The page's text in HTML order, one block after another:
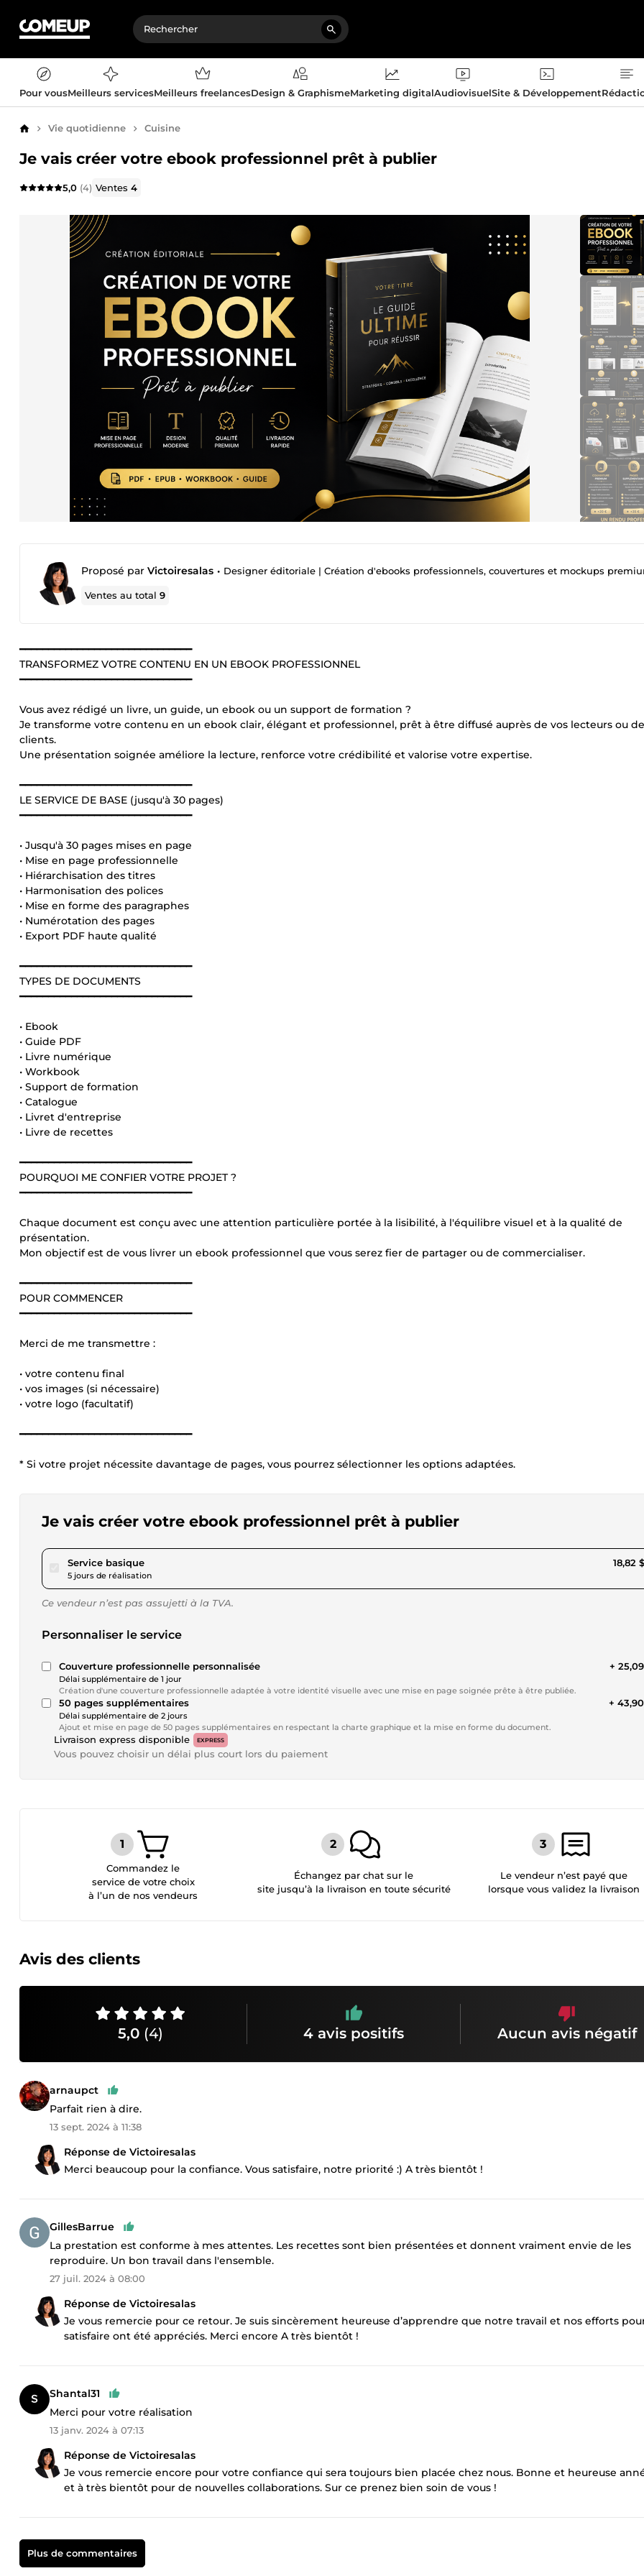
Pour vousMeilleurs servicesMeilleurs freelancesDesign & GraphismeMarketing digitalAudiovisuelSite & Développement
AccueilVie quotidienne Cuisine
Je vais créer votre ebook professionnel prêt à publier
5,0 (4) Ventes4
Proposé par Victoiresalas • Designer éditoriale | Création d'ebooks professionnels, couvertures et mockups
Ventes au total9
━━━━━━━━━━━━━━━━━━━━━━━━━━━━━━
TRANSFORMEZ VOTRE CONTENU EN UN EBOOK PROFESSIONNEL
━━━━━━━━━━━━━━━━━━━━━━━━━━━━━━
Vous avez rédigé un livre, un guide, un ebook ou un support de formation ?
Je transforme votre contenu en un ebook clair, élégant et professionnel, prêt à être diffusé auprès de vos lecteurs ou
clients.
Une présentation soignée améliore la lecture, renforce votre crédibilité et valorise votre expertise.
━━━━━━━━━━━━━━━━━━━━━━━━━━━━━━
LE SERVICE DE BASE (jusqu'à 30 pages)
━━━━━━━━━━━━━━━━━━━━━━━━━━━━━━
• Jusqu'à 30 pages mises en page
• Mise en page professionnelle
• Hiérarchisation des titres
• Harmonisation des polices
• Mise en forme des paragraphes
• Numérotation des pages
• Export PDF haute qualité
━━━━━━━━━━━━━━━━━━━━━━━━━━━━━━
TYPES DE DOCUMENTS
━━━━━━━━━━━━━━━━━━━━━━━━━━━━━━
• Ebook
• Guide PDF
• Livre numérique
• Workbook
• Support de formation
• Catalogue
• Livret d'entreprise
• Livre de recettes
━━━━━━━━━━━━━━━━━━━━━━━━━━━━━━
POURQUOI ME CONFIER VOTRE PROJET ?
━━━━━━━━━━━━━━━━━━━━━━━━━━━━━━
Chaque document est conçu avec une attention particulière portée à la lisibilité, à l'équilibre visuel et à la qualité de
présentation.
Mon objectif est de vous livrer un ebook professionnel que vous serez fier de partager ou de commercialiser.
━━━━━━━━━━━━━━━━━━━━━━━━━━━━━━
POUR COMMENCER
━━━━━━━━━━━━━━━━━━━━━━━━━━━━━━
Merci de me transmettre :
• votre contenu final
• vos images (si nécessaire)
• votre logo (facultatif)
━━━━━━━━━━━━━━━━━━━━━━━━━━━━━━
* Si votre projet nécessite davantage de pages, vous pourrez sélectionner les options adaptées.
Je vais créer votre ebook professionnel prêt à publier
Service basiquepour 17,34 $US
5 jours de réalisation
18,82
Ce vendeur n’est pas assujetti à la TVA.
Personnaliser le service
Couverture professionnelle personnalisée
Délai supplémentaire de 1 jour
Création d'une couverture professionnelle adaptée à votre identité visuelle avec une mise en page soignée prête à être publiée.
+
50 pages supplémentaires
Délai supplémentaire de 2 jours
Ajout et mise en page de 50 pages supplémentaires en respectant la charte graphique et la mise en forme du document.
+
Livraison express disponible EXPRESS
Vous pouvez choisir un délai plus court lors du paiement
Commandez le
service de votre choix
à l’un de nos vendeurs
Échangez par chat sur le
site jusqu’à la livraison en toute sécurité
Le vendeur n’est payé que
lorsque vous validez la livraison
Avis des clients
5,0 (4) 4 avis positifs Aucun avis négatif
arnaupct
Parfait rien à dire.
13 sept. 2024 à 11:38
Réponse de Victoiresalas
Merci beaucoup pour la confiance. Vous satisfaire, notre priorité :) A très bientôt !
GillesBarrue
La prestation est conforme à mes attentes. Les recettes sont bien présentées et donnent vraiment envie de les
reproduire. Un bon travail dans l'ensemble.
27 juil. 2024 à 08:00
Réponse de Victoiresalas
Je vous remercie pour ce retour. Je suis sincèrement heureuse d’apprendre que notre travail et nos efforts
satisfaire ont été appréciés. Merci encore A très bientôt !
Shantal31
Merci pour votre réalisation
13 janv. 2024 à 07:13
Réponse de Victoiresalas
Je vous remercie encore pour votre confiance qui sera toujours bien placée chez nous. Bonne et heureuse
et à très bientôt pour de nouvelles collaborations. Sur ce prenez bien soin de vous !
Plus de commentaires